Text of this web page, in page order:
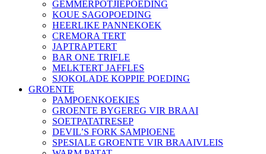
GEMMERPOTJIEPOEDING
KOUE SAGOPOEDING
HEERLIKE PANNEKOEK
CREMORA TERT
JAPTRAPTERT
BAR ONE TRIFLE
MELKTERT JAFFLES
SJOKOLADE KOPPIE POEDING
GROENTE
PAMPOENKOEKIES
GROENTE BYGEREG VIR BRAAI
SOETPATATRESEP
DEVIL’S FORK SAMPIOENE
SPESIALE GROENTE VIR BRAAIVLEIS